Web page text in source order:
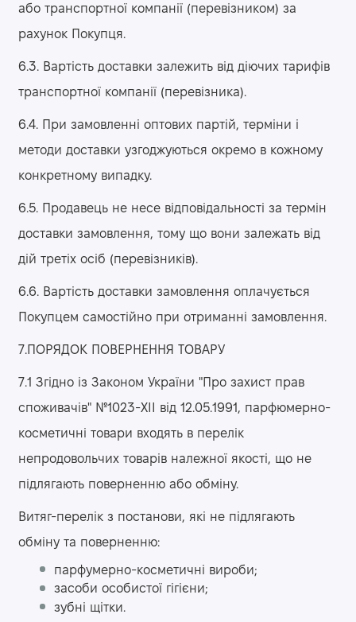
або транспортної компанії (перевізником) за
рахунок Покупця.
6.3. Вартість доставки залежить від діючих тарифів
транспортної компанії (перевізника).
6.4. При замовленні оптових партій, терміни і
методи доставки узгоджуються окремо в кожному
конкретному випадку.
6.5. Продавець не несе відповідальності за термін
доставки замовлення, тому що вони залежать від
дій третіх осіб (перевізників).
6.6. Вартість доставки замовлення оплачується
Покупцем самостійно при отриманні замовлення.
7.ПОРЯДОК ПОВЕРНЕННЯ ТОВАРУ
7.1 Згідно із Законом України "Про захист прав
споживачів" №1023-XII від 12.05.1991, парфюмерно-
косметичні товари входять в перелік
непродовольчих товарів належної якості, що не
підлягають поверненню або обміну.
Витяг-перелік з постанови, які не підлягають
обміну та поверненню:
парфумерно-косметичні вироби;
засоби особистої гігієни;
зубні щітки.